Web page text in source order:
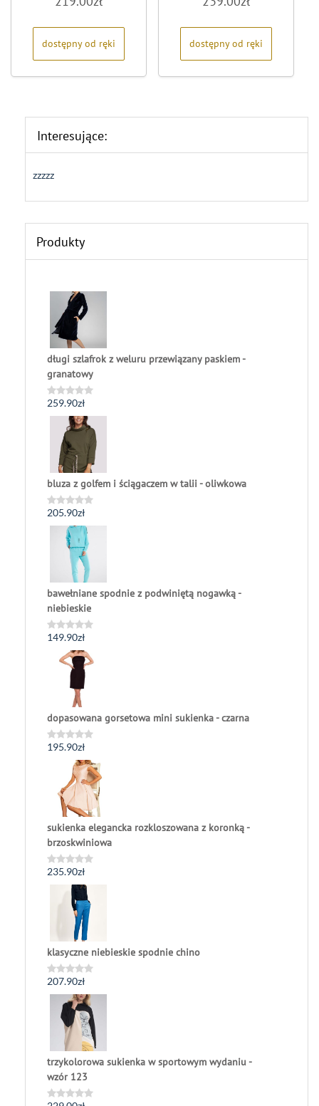
na
dostępny od ręki
na
dostępny od ręki
Interesujące:
zzzzz
Produkty
długi szlafrok z weluru przewiązany paskiem -
granatowy
Oceniono
0
259.90zł
bluza z golfem i ściągaczem w talii - oliwkowa
Oceniono
0
205.90zł
bawełniane spodnie z podwiniętą nogawką -
niebieskie
Oceniono
149.90zł
dopasowana gorsetowa mini sukienka - czarna
Oceniono
195.90zł
sukienka elegancka rozkloszowana z koronką -
brzoskwiniowa
Oceniono
235.90zł
klasyczne niebieskie spodnie chino
Oceniono
0
207.90zł
trzykolorowa sukienka w sportowym wydaniu -
wzór 123